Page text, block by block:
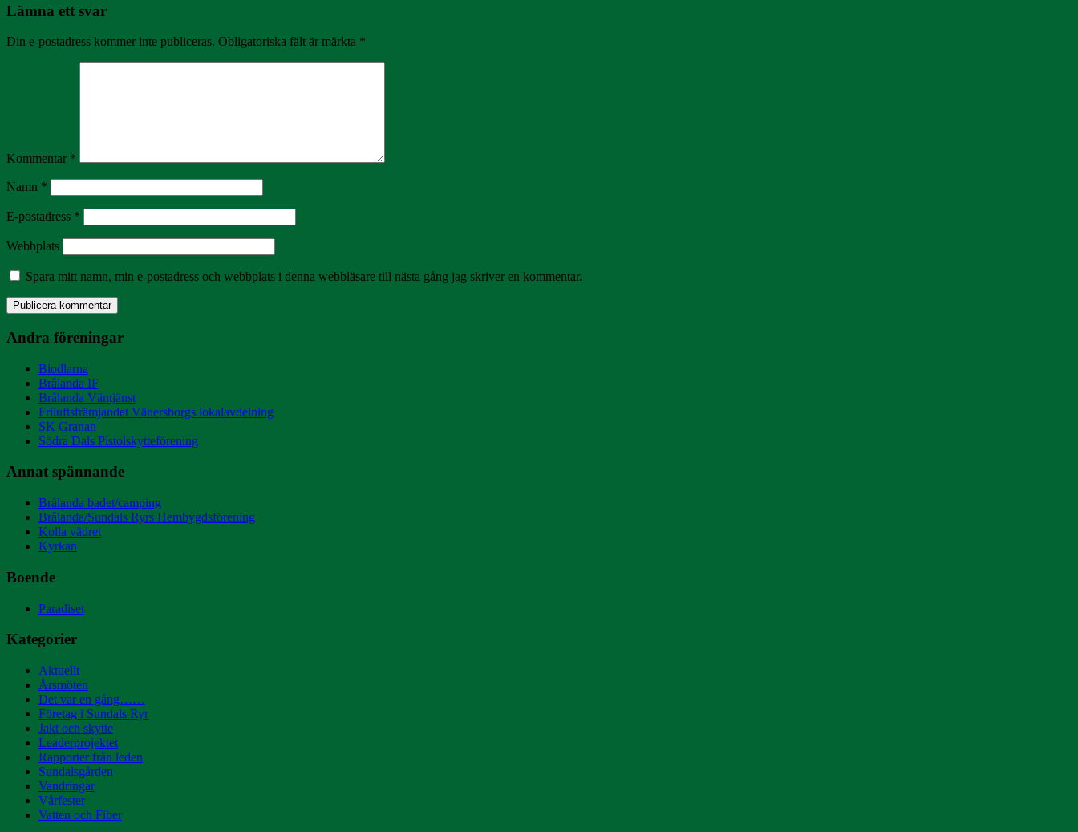
Lämna ett svar
Din e-postadress kommer inte publiceras. Obligatoriska fält är märkta *
Kommentar *
Namn *
E-postadress *
Webbplats
Spara mitt namn, min e-postadress och webbplats i denna webbläsare till nästa gång jag skriver en kommentar.
Andra föreningar
Biodlarna
Brålanda IF
Brålanda Väntjänst
Friluftsfrämjandet Vänersborgs lokalavdelning
SK Granan
Södra Dals Pistolskytteförening
Annat spännande
Brålanda badet/camping
Brålanda/Sundals Ryrs Hembygdsförening
Kolla vädret
Kyrkan
Boende
Paradiset
Kategorier
Aktuellt
Årsmöten
Det var en gång……
Företag i Sundals Ryr
Jakt och skytte
Leaderprojektet
Rapporter från leden
Sundalsgården
Vandringar
Vårfester
Vatten och Fiber